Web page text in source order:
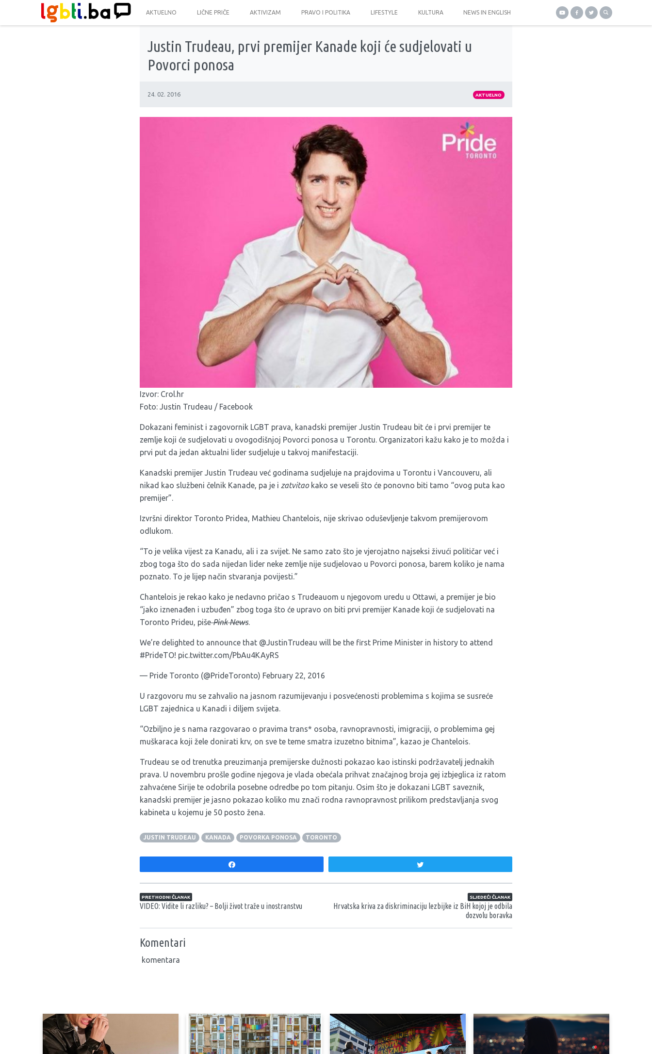
AKTUELNO LIČNE PRIČE AKTIVIZAM PRAVO I POLITIKA LIFESTYLE KULTURA NEWS IN ENGLISH
Justin Trudeau, prvi premijer Kanade koji će sudjelovati u
Povorci ponosa
24. 02. 2016 AKTUELNO
Izvor: Crol.hr
Foto: Justin Trudeau / Facebook
Dokazani feminist i zagovornik LGBT prava, kanadski premijer Justin Trudeau bit će i prvi premijer te
zemlje koji će sudjelovati u ovogodišnjoj Povorci ponosa u Torontu. Organizatori kažu kako je to možda i
prvi put da jedan aktualni lider sudjeluje u takvoj manifestaciji.
Kanadski premijer Justin Trudeau već godinama sudjeluje na prajdovima u Torontu i Vancouveru, ali
nikad kao službeni čelnik Kanade, pa je i zatvitaokako se veseli što će ponovno biti tamo “ovog puta kao
premijer”.
Izvršni direktor Toronto Pridea, Mathieu Chantelois, nije skrivao oduševljenje takvom premijerovom
odlukom.
“To je velika vijest za Kanadu, ali i za svijet. Ne samo zato što je vjerojatno najseksi živući političar već i
zbog toga što do sada nijedan lider neke zemlje nije sudjelovao u Povorci ponosa, barem koliko je nama
poznato. To je lijep način stvaranja povijesti.”
Chantelois je rekao kako je nedavno pričao s Trudeauom u njegovom uredu u Ottawi, a premijer je bio
“jako iznenađen i uzbuđen” zbog toga što će upravo on biti prvi premijer Kanade koji će sudjelovati na
Toronto Prideu, pišePink News.
We’re delighted to announce that @JustinTrudeau will be the first Prime Minister in history to attend
#PrideTO! pic.twitter.com/PbAu4KAyRS
— Pride Toronto (@PrideToronto) February 22, 2016
U razgovoru mu se zahvalio na jasnom razumijevanju i posvećenosti problemima s kojima se susreće
LGBT zajednica u Kanadi i diljem svijeta.
“Ozbiljno je s nama razgovarao o pravima trans* osoba, ravnopravnosti, imigraciji, o problemima gej
muškaraca koji žele donirati krv, on sve te teme smatra izuzetno bitnima”, kazao je Chantelois.
Trudeau se od trenutka preuzimanja premijerske dužnosti pokazao kao istinski podržavatelj jednakih
prava. U novembru prošle godine njegova je vlada obećala prihvat značajnog broja gej izbjeglica iz ratom
zahvaćene Sirije te odobrila posebne odredbe po tom pitanju. Osim što je dokazani LGBT saveznik,
kanadski premijer je jasno pokazao koliko mu znači rodna ravnopravnost prilikom predstavljanja svog
kabineta u kojemu je 50 posto žena.
JUSTIN TRUDEAU KANADA POVORKA PONOSA TORONTO
Navigacija članaka
PRETHODNI ČLANAK
VIDEO: Vidite li razliku? – Bolji život traže u inostranstvu
SLJEDEĆI ČLANAK
Hrvatska kriva za diskriminaciju lezbijke iz BiH kojoj je odbila
dozvolu boravka
Komentari
komentara